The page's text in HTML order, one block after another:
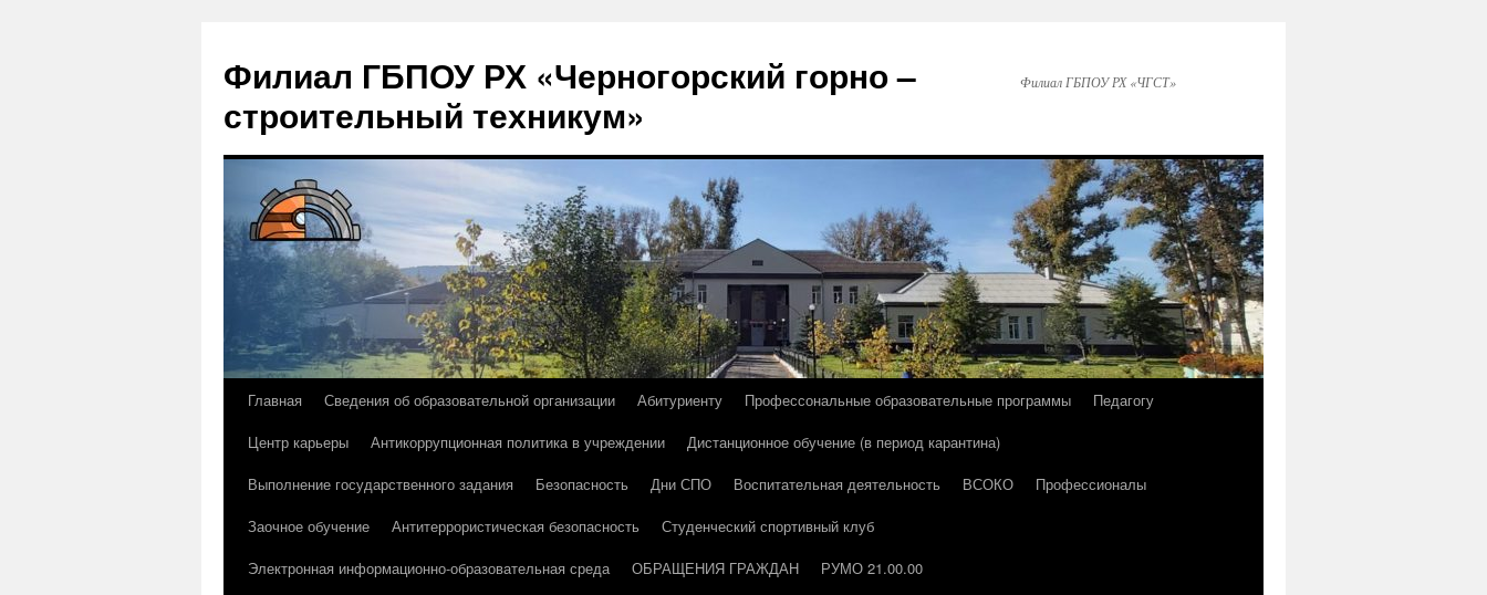
Филиал ГБПОУ РХ «Черногорский горно –
строительный техникум»
Филиал ГБПОУ РХ «ЧГСТ»
Перейти
содержимому
Главная Сведения об образовательной организации Абитуриенту Профессональные образовательные программы
Педагогу
Центр карьеры
Антикоррупционная политика в учреждении
Дистанционное обучение (в период карантина)
Выполнение государственного задания
Безопасность Дни СПО Воспитательная деятельность ВСОКО
Профессионалы
Заочное обучение
Антитеррористическая безопасность
Студенческий спортивный клуб
Электронная информационно-образовательная среда
ОБРАЩЕНИЯ ГРАЖДАН
РУМО 21.00.00